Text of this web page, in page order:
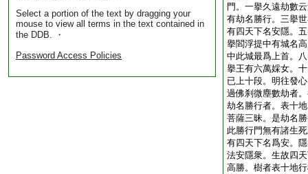
Select a portion of the text by dragging your
mouse to view all terms in the text contained in
the DDB. ・
Password Access Policies
門。一擧久遠劫數
有劫名勝行。三擧
有四天下名安隱。
擧閻浮提中有城名
中此城最爲上首。
擧王有六萬婇女。
已上十段。明往發
過佛刹微塵數劫者
劫名勝行者。表十
菩薩三昧。是劫名
此勝行門無有諸生
有四天下名爲安。
法安隱衆。生故四
高勝。樹者表十地